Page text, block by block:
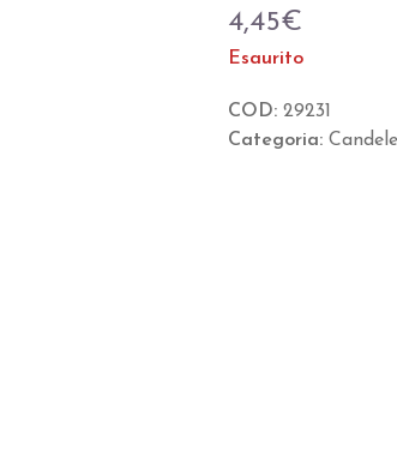
0
5
4,45€
Esaurito
COD: 29231
Categoria: